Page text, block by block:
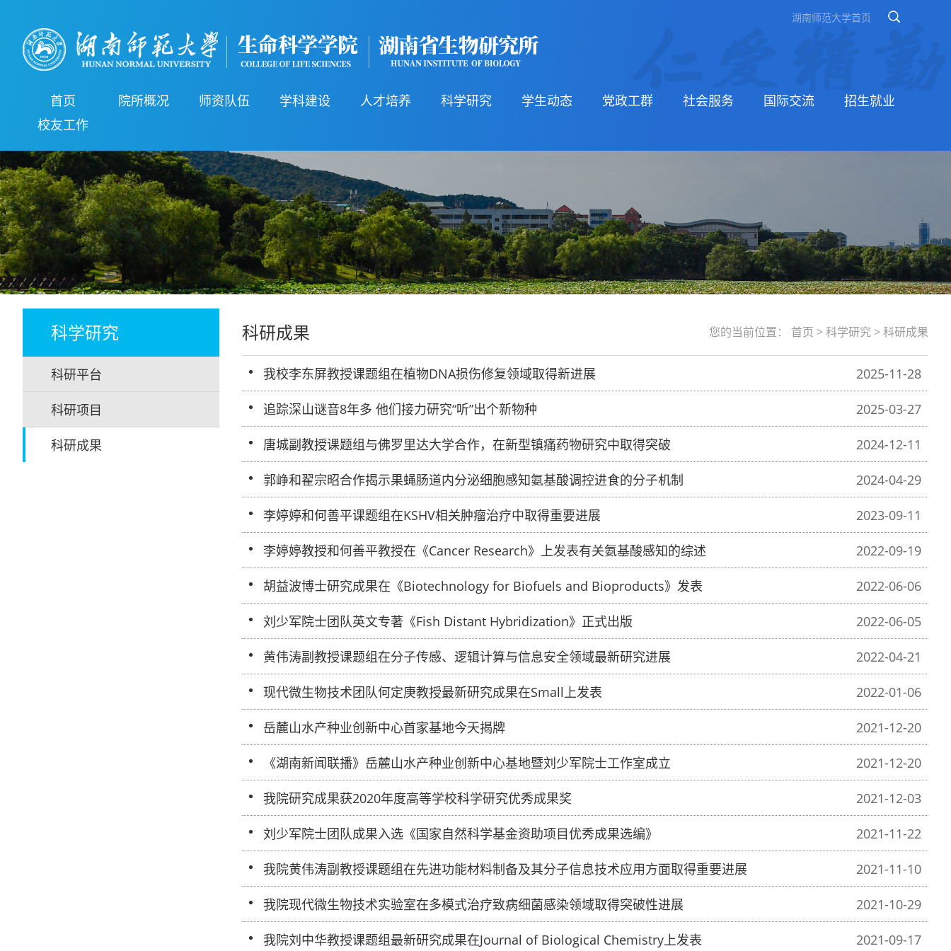
湖南师范大学首页
首页 院所概况 师资队伍 学科建设 人才培养 科学研究 学生动态 党政工群 社会服务 国际交流
招生就业
校友工作
科学研究
科研平台
科研项目
科研成果
科研成果 您的当前位置： 首页 > 科学研究 > 科研成果
2025-11-28
我校李东屏教授课题组在植物DNA损伤修复领域取得新进展
2025-03-27
追踪深山谜音8年多 他们接力研究“听”出个新物种
2024-12-11
唐城副教授课题组与佛罗里达大学合作，在新型镇痛药物研究中取得突破
2024-04-29
郭峥和翟宗昭合作揭示果蝇肠道内分泌细胞感知氨基酸调控进食的分子机制
2023-09-11
李婷婷和何善平课题组在KSHV相关肿瘤治疗中取得重要进展
2022-09-19
李婷婷教授和何善平教授在《Cancer Research》上发表有关氨基酸感知的综述
2022-06-06
胡益波博士研究成果在《Biotechnology for Biofuels and Bioproducts》发表
2022-06-05
刘少军院士团队英文专著《Fish Distant Hybridization》正式出版
2022-04-21
黄伟涛副教授课题组在分子传感、逻辑计算与信息安全领域最新研究进展
2022-01-06
现代微生物技术团队何定庚教授最新研究成果在Small上发表
2021-12-20
岳麓山水产种业创新中心首家基地今天揭牌
2021-12-20
《湖南新闻联播》岳麓山水产种业创新中心基地暨刘少军院士工作室成立
2021-12-03
我院研究成果获2020年度高等学校科学研究优秀成果奖
2021-11-22
刘少军院士团队成果入选《国家自然科学基金资助项目优秀成果选编》
2021-11-10
我院黄伟涛副教授课题组在先进功能材料制备及其分子信息技术应用方面取得重要进展
2021-10-29
我院现代微生物技术实验室在多模式治疗致病细菌感染领域取得突破性进展
2021-09-17
我院刘中华教授课题组最新研究成果在Journal of Biological Chemistry上发表